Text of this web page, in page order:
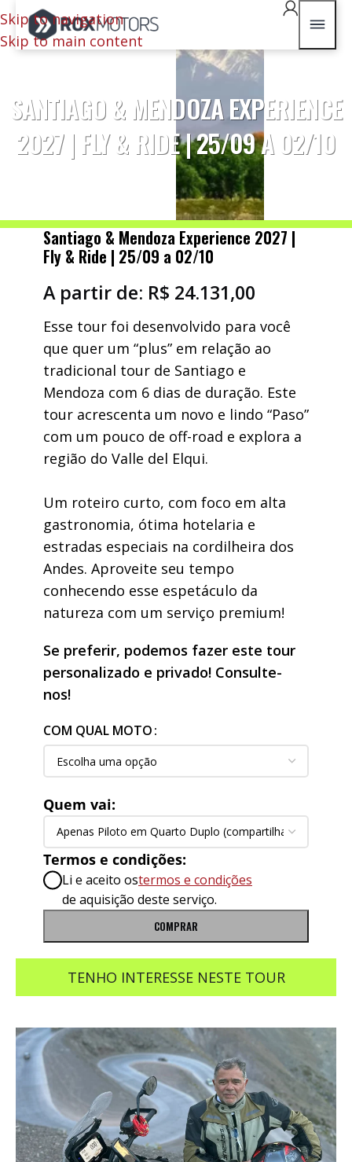
Skip to navigation
Skip to main content
SANTIAGO & MENDOZA EXPERIENCE
2027 | FLY & RIDE | 25/09 A 02/10
Santiago & Mendoza Experience 2027 |
Fly & Ride | 25/09 a 02/10
A partir de: R$ 24.131,00
Esse tour foi desenvolvido para você
que quer um “plus” em relação ao
tradicional tour de Santiago e
Mendoza com 6 dias de duração. Este
tour acrescenta um novo e lindo “Paso”
com um pouco de off-road e explora a
região do Valle del Elqui.
Um roteiro curto, com foco em alta
gastronomia, ótima hotelaria e
estradas especiais na cordilheira dos
Andes. Aproveite seu tempo
conhecendo esse espetáculo da
natureza com um serviço premium!
Se preferir, podemos fazer este tour
personalizado e privado! Consulte-
nos!
COM QUAL MOTO
Quem vai:
Termos e condições:
Li e aceito ostermos e condições
de aquisição deste serviço.
COMPRAR
TENHO INTERESSE NESTE TOUR